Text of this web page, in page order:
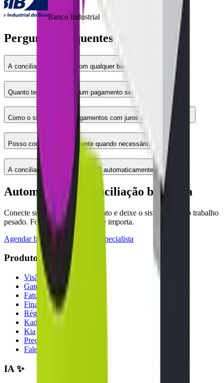
Banco Industrial
Perguntas frequentes
A conciliação funciona com qualquer banco?
Quanto tempo leva para um pagamento ser conciliado?
Como o sistema trata pagamentos com juros ou desconto?
Posso conciliar manualmente quando necessário?
A conciliação atualiza meu ERP automaticamente?
Automatize sua conciliação bancária
Conecte suas cobranças ao extrato e deixe o sistema fazer o trabalho
pesado. Foque no que realmente importa.
Agendar bate-papo
Falar com especialista
Produtos
Visão Geral
Gateway Bancário
Faturamento Automático
Financeiro Inteligente
Régua de Cobrança
Kadu
Kia
Preços
Fale com especialista
IA ✨